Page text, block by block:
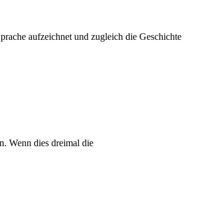
aufzeichnet und zugleich die Geschichte
Wenn dies dreimal die